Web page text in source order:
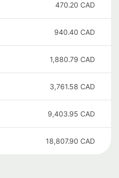
470.20 CAD
940.40 CAD
1,880.79 CAD
3,761.58 CAD
9,403.95 CAD
18,807.90 CAD